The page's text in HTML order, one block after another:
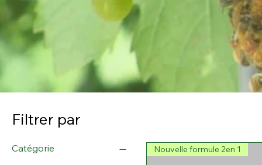
Filtrer par
Catégorie Nouvelle formule 2en 1